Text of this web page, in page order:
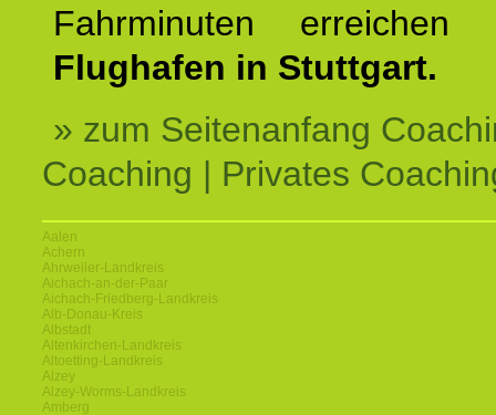
Fahrminuten
Flughafen in Stuttgart.
» zum Seitenanfang
Coaching | Privates
Aalen
Achern
Ahrweiler-Landkreis
Aichach-an-der-Paar
Aichach-Friedberg-Landkreis
Alb-Donau-Kreis
Albstadt
Altenkirchen-Landkreis
Altoetting-Landkreis
Alzey
Alzey-Worms-Landkreis
Amberg